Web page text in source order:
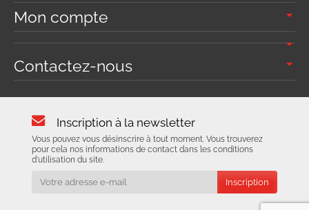
Mon compte
Contactez-nous
Inscription à la newsletter
Vous pouvez vous désinscrire à tout moment. Vous trouverez
pour cela nos informations de contact dans les conditions
d'utilisation du site.